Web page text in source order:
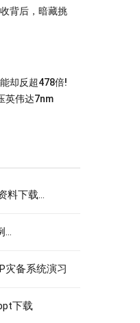
背后，暗藏挑
却反超478倍!
英伟达7nm
料下载...
...
灾备系统演习
下载